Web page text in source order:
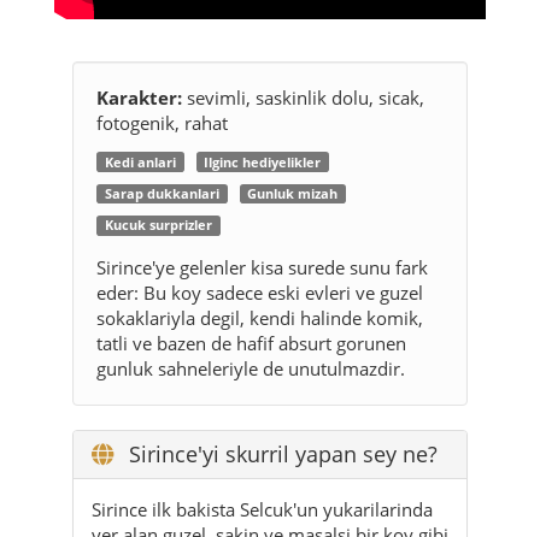
Karakter: sevimli, saskinlik dolu, sicak,
fotogenik, rahat
Kedi anlari
Ilginc hediyelikler
Sarap dukkanlari
Gunluk mizah
Kucuk surprizler
Sirince'ye gelenler kisa surede sunu fark
eder: Bu koy sadece eski evleri ve guzel
sokaklariyla degil, kendi halinde komik,
tatli ve bazen de hafif absurt gorunen
gunluk sahneleriyle de unutulmazdir.
Sirince'yi skurril yapan sey ne?
Sirince ilk bakista Selcuk'un yukarilarinda